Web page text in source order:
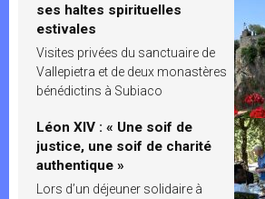
ses haltes spirituelles
estivales
Visites privées du sanctuaire de
Vallepietra et de deux monastères
bénédictins à Subiaco
Léon XIV : « Une soif de
justice, une soif de charité
authentique »
Lors d’un déjeuner solidaire à